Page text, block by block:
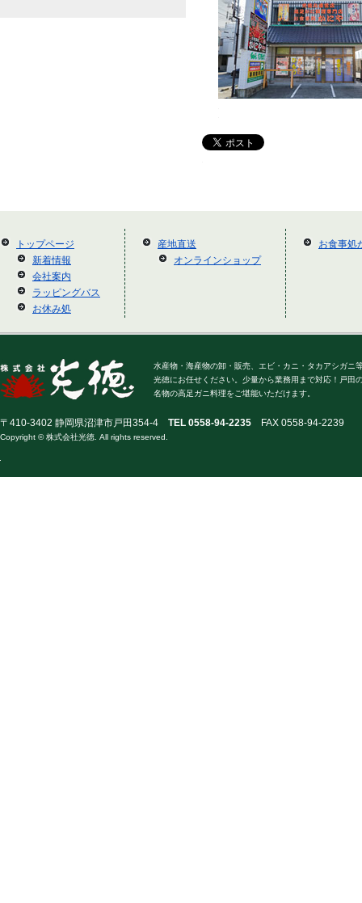
トップページ
新着情報
会社案内
ラッピングバス
お休み処
産地直送
オンラインショップ
お食事処
水産物・海産物の卸・販売、エビ・カニ・タカアシガニ
光徳にお任せください。少量から業務用まで対応！戸田
名物の高足ガニ料理をご堪能いただけます。
〒410-3402 静岡県沼津市戸田354-4 TEL 0558-94-2235 FAX 0558-94-2239
Copyright © 株式会社光徳. All rights reserved.